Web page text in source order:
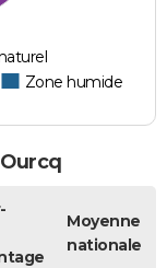
Zone humide
Moyenne
nationale